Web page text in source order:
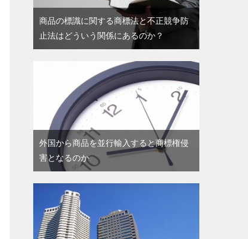
商品の標識に関する商標法と不正競争防
止法はどういう関係にあるのか？
外国から商品を並行輸入すると商標権侵
害となるのか